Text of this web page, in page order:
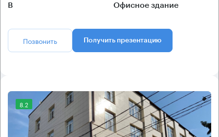
B Офисное здание
Позвонить Получить презентацию
8.2